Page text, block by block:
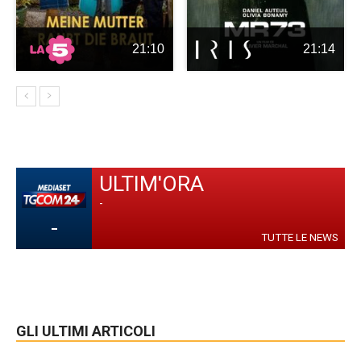
21:10 21:14
-
ULTIM'ORA
-
TUTTE LE NEWS
GLI ULTIMI ARTICOLI